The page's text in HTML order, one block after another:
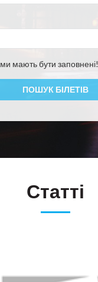
мають бути заповнені!
ПОШУК БІЛЕТІВ
Статті